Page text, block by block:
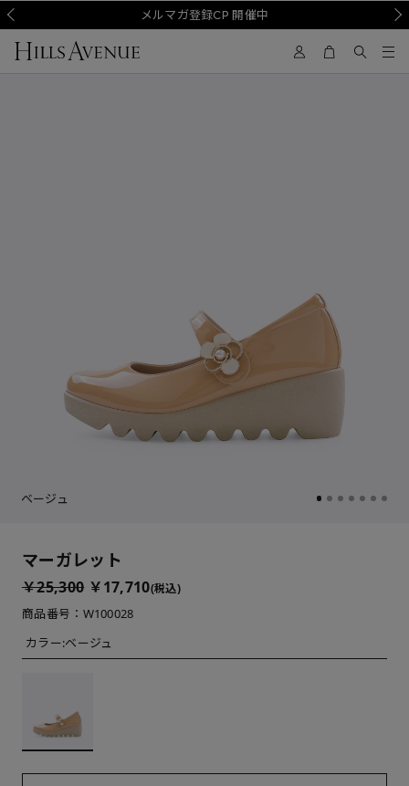
メルマガ登録CP 開催中
ベージュ
マーガレット
￥25,300 ￥17,710(税込)
商品番号：W100028
カラー:ベージュ